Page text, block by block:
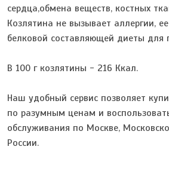
сердца,обмена веществ, костных
Козлятина не вызывает аллергии,
белковой составляющей диеты для
В 100 г козлятины - 216 Ккал.
Наш удобный сервис позволяет
по разумным ценам и
обслуживания по Москве,
России.